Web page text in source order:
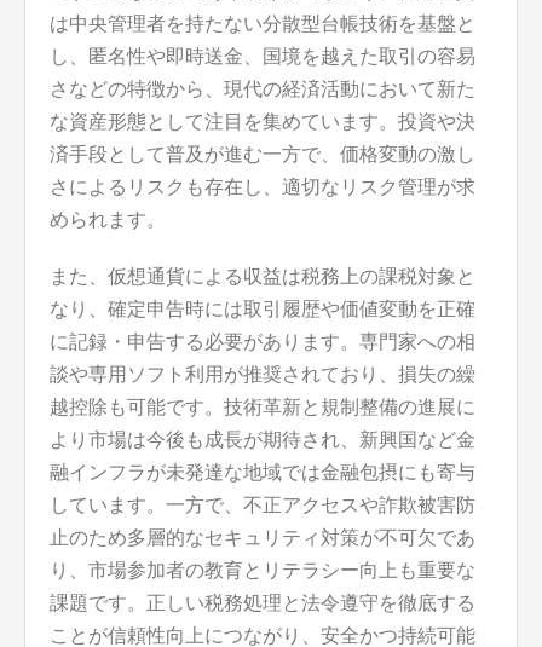
は中央管理者を持たない分散型台帳技術を基盤と
し、匿名性や即時送金、国境を越えた取引の容易
さなどの特徴から、現代の経済活動において新た
な資産形態として注目を集めています。投資や決
済手段として普及が進む一方で、価格変動の激し
さによるリスクも存在し、適切なリスク管理が求
められます。
また、仮想通貨による収益は税務上の課税対象と
なり、確定申告時には取引履歴や価値変動を正確
に記録・申告する必要があります。専門家への相
談や専用ソフト利用が推奨されており、損失の繰
越控除も可能です。技術革新と規制整備の進展に
より市場は今後も成長が期待され、新興国など金
融インフラが未発達な地域では金融包摂にも寄与
しています。一方で、不正アクセスや詐欺被害防
止のため多層的なセキュリティ対策が不可欠であ
り、市場参加者の教育とリテラシー向上も重要な
課題です。正しい税務処理と法令遵守を徹底する
ことが信頼性向上につながり、安全かつ持続可能